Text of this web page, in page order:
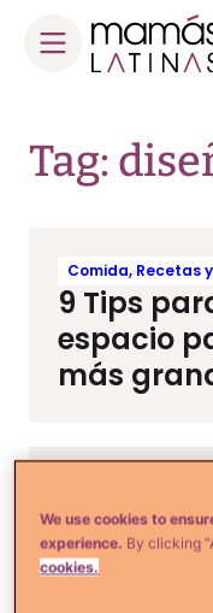
content
Tag:
Comida, Recetas
9 Tips
espacio
más
12 Cosas
con la
We use cookies to
experience. By clicking
cookies.